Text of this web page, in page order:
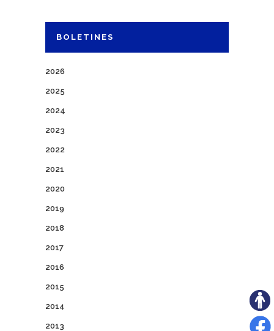
BOLETINES
2026
2025
2024
2023
2022
2021
2020
2019
2018
2017
2016
2015
2014
2013